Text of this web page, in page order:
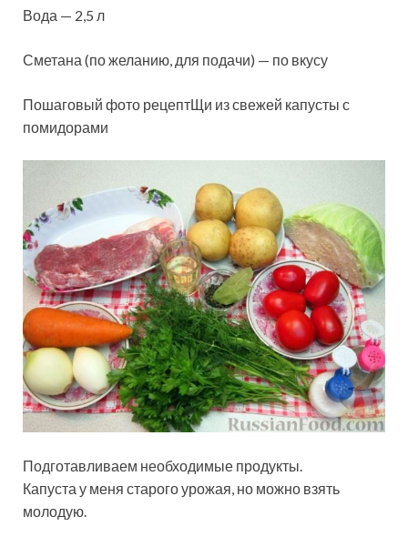
Вода — 2,5 л
Сметана (по желанию, для подачи) — по вкусу
Пошаговый фото рецептЩи из свежей капусты с
помидорами
Подготавливаем необходимые продукты.
Капуста у меня старого урожая, но можно взять
молодую.